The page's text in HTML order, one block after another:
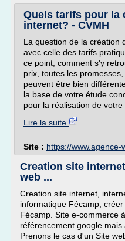
Quels tarifs pour la
internet? - CVMH
La question de la création
avec celle des tarifs
ce point, comment s'y
prix, toutes les
peuvent être bien
la base de votre étude
pour la réalisation de votre
Lire la suite
Site : https://www.agence-
Creation site
web ...
Creation site internet,
informatique Fécamp,
Fécamp. Site e-commerce
référencement google mais
Prenons le cas d'un Site